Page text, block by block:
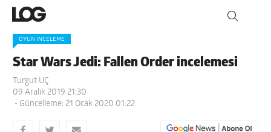
OYUN İNCELEME
Star Wars Jedi: Fallen Order incelemesi
Turgut UÇ
09 Aralık 2019 21:30
- Güncelleme: 21 Ocak 2020 01:22